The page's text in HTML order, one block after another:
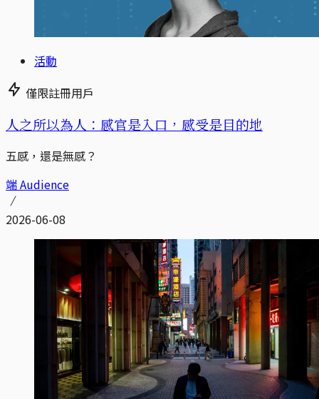
活動
僅限註冊用戶
人之所以為人：感官是入口，感受是目的地
五感，還是無感？
端 Audience
2026-06-08